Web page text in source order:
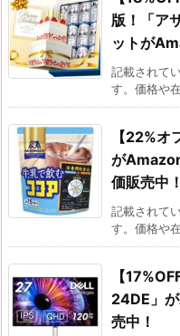
版！「ア
ットが
記載されて
す。価格や
【22%オ
が
価販売中！
記載されて
す。価格や
【
24DE」
売中！